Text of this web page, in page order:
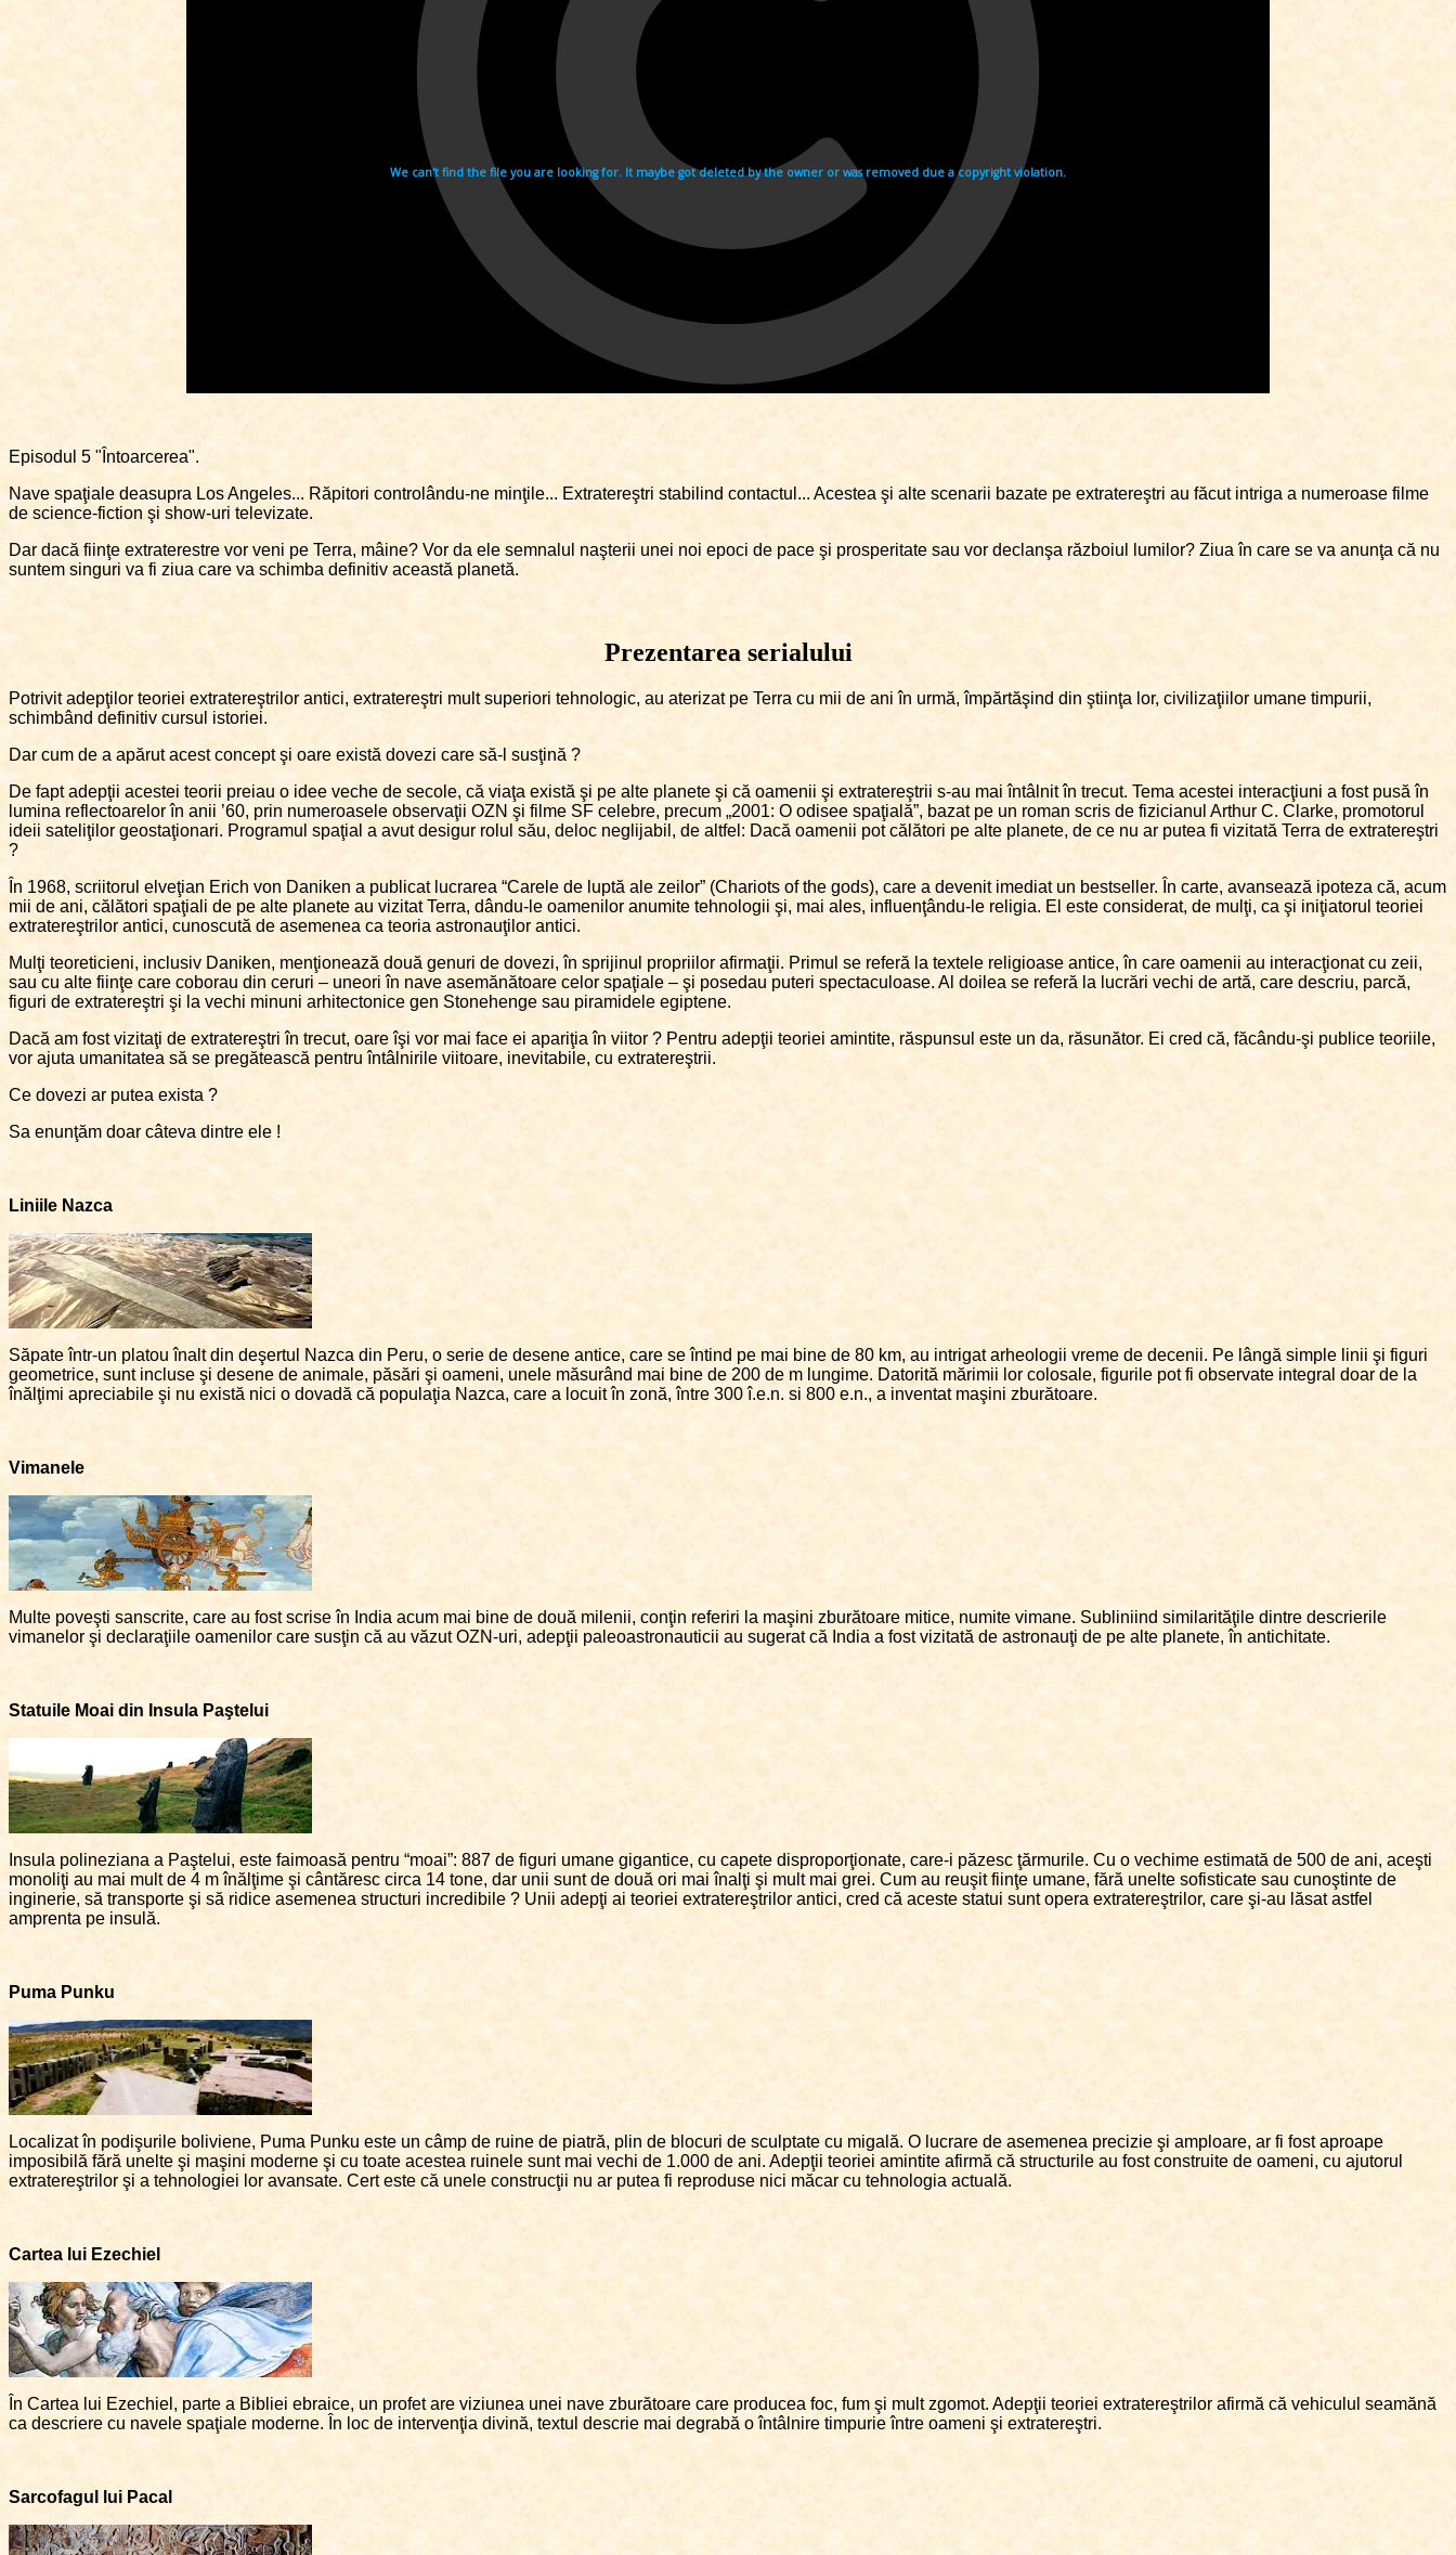
Episodul 5 "Întoarcerea".
Nave spaţiale deasupra Los Angeles... Răpitori controlându-ne minţile... Extratereştri stabilind contactul... Acestea şi alte scenarii bazate pe extratereştri au făcut intriga a numeroase filme
de science-fiction şi show-uri televizate.
Dar dacă fiinţe extraterestre vor veni pe Terra, mâine? Vor da ele semnalul naşterii unei noi epoci de pace şi prosperitate sau vor declanşa războiul lumilor? Ziua în care se va anunţa că nu
suntem singuri va fi ziua care va schimba definitiv această planetă.
Prezentarea serialului
Potrivit adepţilor teoriei extratereştrilor antici, extratereştri mult superiori tehnologic, au aterizat pe Terra cu mii de ani în urmă, împărtăşind din ştiinţa lor, civilizaţiilor umane timpurii,
schimbând definitiv cursul istoriei.
Dar cum de a apărut acest concept şi oare există dovezi care să-l susţină ?
De fapt adepţii acestei teorii preiau o idee veche de secole, că viaţa există şi pe alte planete şi că oamenii şi extratereştrii s-au mai întâlnit în trecut. Tema acestei interacţiuni a fost pusă în
lumina reflectoarelor în anii ’60, prin numeroasele observaţii OZN şi filme SF celebre, precum „2001: O odisee spaţială”, bazat pe un roman scris de fizicianul Arthur C. Clarke, promotorul
ideii sateliţilor geostaţionari. Programul spaţial a avut desigur rolul său, deloc neglijabil, de altfel: Dacă oamenii pot călători pe alte planete, de ce nu ar putea fi vizitată Terra de extratereştri
?
În 1968, scriitorul elveţian Erich von Daniken a publicat lucrarea “Carele de luptă ale zeilor” (Chariots of the gods), care a devenit imediat un bestseller. În carte, avansează ipoteza că, acum
mii de ani, călători spaţiali de pe alte planete au vizitat Terra, dându-le oamenilor anumite tehnologii şi, mai ales, influenţându-le religia. El este considerat, de mulţi, ca şi iniţiatorul teoriei
extratereştrilor antici, cunoscută de asemenea ca teoria astronauţilor antici.
Mulţi teoreticieni, inclusiv Daniken, menţionează două genuri de dovezi, în sprijinul propriilor afirmaţii. Primul se referă la textele religioase antice, în care oamenii au interacţionat cu zeii,
sau cu alte fiinţe care coborau din ceruri – uneori în nave asemănătoare celor spaţiale – şi posedau puteri spectaculoase. Al doilea se referă la lucrări vechi de artă, care descriu, parcă,
figuri de extratereştri şi la vechi minuni arhitectonice gen Stonehenge sau piramidele egiptene.
Dacă am fost vizitaţi de extratereştri în trecut, oare îşi vor mai face ei apariţia în viitor ? Pentru adepţii teoriei amintite, răspunsul este un da, răsunător. Ei cred că, făcându-şi publice teoriile,
vor ajuta umanitatea să se pregătească pentru întâlnirile viitoare, inevitabile, cu extratereştrii.
Ce dovezi ar putea exista ?
Sa enunţăm doar câteva dintre ele !
Liniile Nazca
Săpate într-un platou înalt din deşertul Nazca din Peru, o serie de desene antice, care se întind pe mai bine de 80 km, au intrigat arheologii vreme de decenii. Pe lângă simple linii şi figuri
geometrice, sunt incluse şi desene de animale, păsări şi oameni, unele măsurând mai bine de 200 de m lungime. Datorită mărimii lor colosale, figurile pot fi observate integral doar de la
înălţimi apreciabile şi nu există nici o dovadă că populaţia Nazca, care a locuit în zonă, între 300 î.e.n. si 800 e.n., a inventat maşini zburătoare.
Vimanele
Multe poveşti sanscrite, care au fost scrise în India acum mai bine de două milenii, conţin referiri la maşini zburătoare mitice, numite vimane. Subliniind similarităţile dintre descrierile
vimanelor şi declaraţiile oamenilor care susţin că au văzut OZN-uri, adepţii paleoastronauticii au sugerat că India a fost vizitată de astronauţi de pe alte planete, în antichitate.
Statuile Moai din Insula Paştelui
Insula polineziana a Paştelui, este faimoasă pentru “moai”: 887 de figuri umane gigantice, cu capete disproporţionate, care-i păzesc ţărmurile. Cu o vechime estimată de 500 de ani, aceşti
monoliţi au mai mult de 4 m înălţime şi cântăresc circa 14 tone, dar unii sunt de două ori mai înalţi şi mult mai grei. Cum au reuşit fiinţe umane, fără unelte sofisticate sau cunoştinte de
inginerie, să transporte şi să ridice asemenea structuri incredibile ? Unii adepţi ai teoriei extratereştrilor antici, cred că aceste statui sunt opera extratereştrilor, care şi-au lăsat astfel
amprenta pe insulă.
Puma Punku
Localizat în podişurile boliviene, Puma Punku este un câmp de ruine de piatră, plin de blocuri de sculptate cu migală. O lucrare de asemenea precizie şi amploare, ar fi fost aproape
imposibilă fără unelte şi maşini moderne şi cu toate acestea ruinele sunt mai vechi de 1.000 de ani. Adepţii teoriei amintite afirmă că structurile au fost construite de oameni, cu ajutorul
extratereştrilor şi a tehnologiei lor avansate. Cert este că unele construcţii nu ar putea fi reproduse nici măcar cu tehnologia actuală.
Cartea lui Ezechiel
În Cartea lui Ezechiel, parte a Bibliei ebraice, un profet are viziunea unei nave zburătoare care producea foc, fum şi mult zgomot. Adepţii teoriei extratereştrilor afirmă că vehiculul seamănă
ca descriere cu navele spaţiale moderne. În loc de intervenţia divină, textul descrie mai degrabă o întâlnire timpurie între oameni şi extratereştri.
Sarcofagul lui Pacal